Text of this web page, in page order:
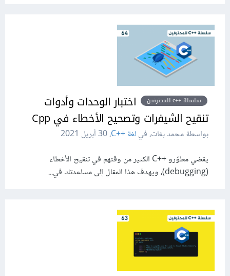
سلسلة ++c للمحترفين
اختبار الوحدات وأدوات
تنقيح الشيفرات وتصحيح الأخطاء في Cpp
بواسطة محمد بغات، فيلغة C++‎ ،30 أبريل 2021
يقضي مطوّرو C++‎ الكثير من وقتهم في تنقيح الأخطاء
(debugging)، ويهدف هذا المقال إلى مساعدتك في...